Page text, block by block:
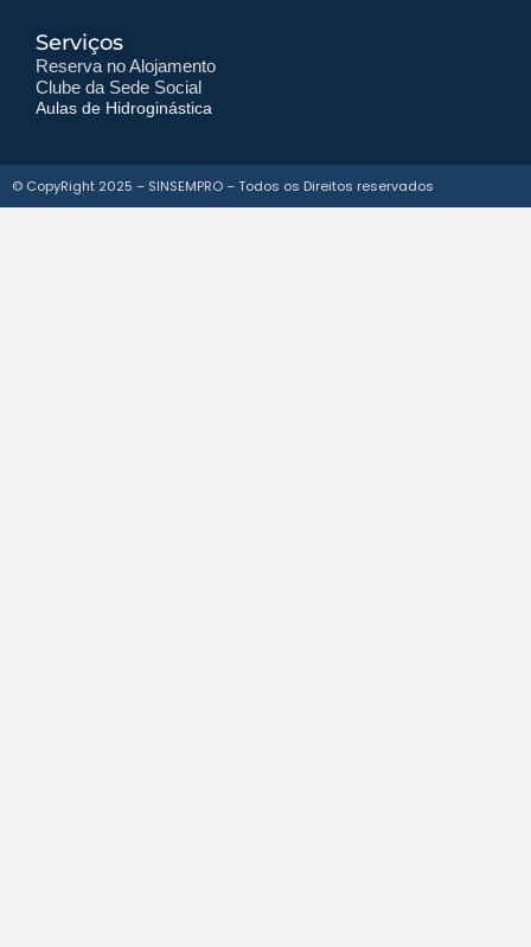
Serviços
Reserva no Alojamento
Clube da Sede Social
Aulas de Hidroginástica
© CopyRight 2025 – SINSEMPRO – Todos os Direitos reservados